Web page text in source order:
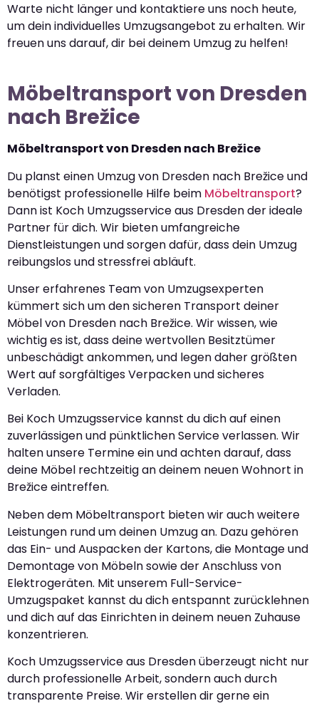
Warte nicht länger und kontaktiere uns noch heute,
um dein individuelles Umzugsangebot zu erhalten. Wir
freuen uns darauf, dir bei deinem Umzug zu helfen!
Möbeltransport von Dresden
nach Brežice
Möbeltransport von Dresden nach Brežice
Du planst einen Umzug von Dresden nach Brežice und
benötigst professionelle Hilfe beim Möbeltransport?
Dann ist Koch Umzugsservice aus Dresden der ideale
Partner für dich. Wir bieten umfangreiche
Dienstleistungen und sorgen dafür, dass dein Umzug
reibungslos und stressfrei abläuft.
Unser erfahrenes Team von Umzugsexperten
kümmert sich um den sicheren Transport deiner
Möbel von Dresden nach Brežice. Wir wissen, wie
wichtig es ist, dass deine wertvollen Besitztümer
unbeschädigt ankommen, und legen daher größten
Wert auf sorgfältiges Verpacken und sicheres
Verladen.
Bei Koch Umzugsservice kannst du dich auf einen
zuverlässigen und pünktlichen Service verlassen. Wir
halten unsere Termine ein und achten darauf, dass
deine Möbel rechtzeitig an deinem neuen Wohnort in
Brežice eintreffen.
Neben dem Möbeltransport bieten wir auch weitere
Leistungen rund um deinen Umzug an. Dazu gehören
das Ein- und Auspacken der Kartons, die Montage und
Demontage von Möbeln sowie der Anschluss von
Elektrogeräten. Mit unserem Full-Service-
Umzugspaket kannst du dich entspannt zurücklehnen
und dich auf das Einrichten in deinem neuen Zuhause
konzentrieren.
Koch Umzugsservice aus Dresden überzeugt nicht nur
durch professionelle Arbeit, sondern auch durch
transparente Preise. Wir erstellen dir gerne ein